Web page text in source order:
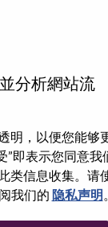
分析網站流
明，以便您能够
”即表示您同意我
类信息收集。请
我们的 隐私声明